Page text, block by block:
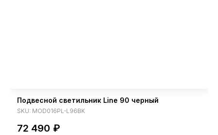
Подвесной светильник Line 90 черный
SKU: MOD016PL-L96BK
72 490 ₽